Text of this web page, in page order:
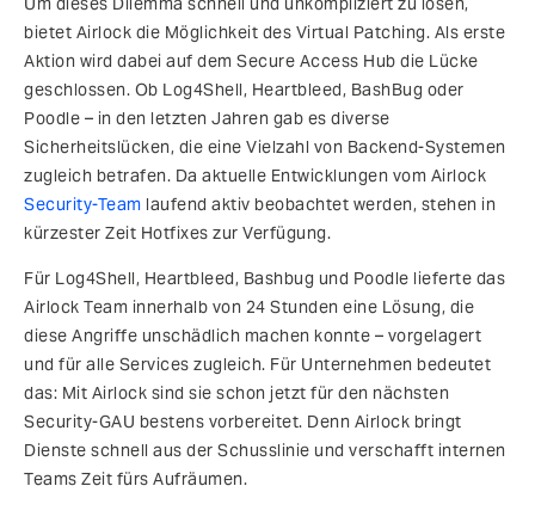
bietet Airlock die Möglichkeit des Virtual Patching. Als erste
Aktion wird dabei auf dem Secure Access Hub die Lücke
geschlossen. Ob Log4Shell, Heartbleed, BashBug oder
Poodle – in den letzten Jahren gab es diverse
Sicherheitslücken, die eine Vielzahl von Backend-Systemen
zugleich betrafen. Da aktuelle Entwicklungen vom Airlock
Security-Team laufend aktiv beobachtet werden, stehen in
kürzester Zeit Hotfixes zur Verfügung.
Für Log4Shell, Heartbleed, Bashbug und Poodle lieferte das
Airlock Team innerhalb von 24 Stunden eine Lösung, die
diese Angriffe unschädlich machen konnte – vorgelagert
und für alle Services zugleich. Für Unternehmen bedeutet
das: Mit Airlock sind sie schon jetzt für den nächsten
Security-GAU bestens vorbereitet. Denn Airlock bringt
Dienste schnell aus der Schusslinie und verschafft internen
Teams Zeit fürs Aufräumen.